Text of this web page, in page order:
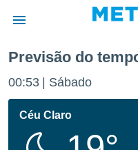
da
Previsão do
00:53 Sábado
Céu Claro